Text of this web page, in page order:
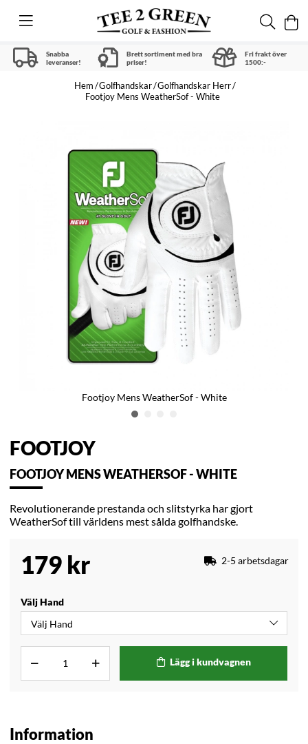
Snabba
leveranser!
Brett sortiment med bra
priser!
Fri frakt över
1500:-
Hem Golfhandskar Golfhandskar Herr
Footjoy Mens WeatherSof - White
Footjoy Mens WeatherSof - White
FOOTJOY
FOOTJOY MENS WEATHERSOF - WHITE
Revolutionerande prestanda och slitstyrka har gjort
WeatherSof till världens mest sålda golfhandske.
179 kr 2-5 arbetsdagar
Välj Hand
Lägg i kundvagnen
Information